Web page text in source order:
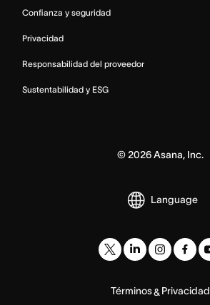
Confianza y seguridad
Privacidad
Responsabilidad del proveedor
Sustentabilidad y ESG
©2026Asana, Inc.
Language
Términos& Privacidad